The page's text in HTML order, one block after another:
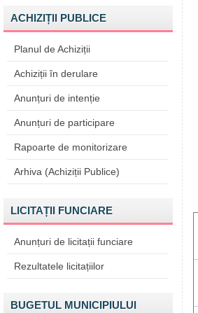
ACHIZIȚII PUBLICE
Planul de Achiziții
Achiziții în derulare
Anunțuri de intenție
Anunțuri de participare
Rapoarte de monitorizare
Arhiva (Achiziții Publice)
LICITAȚII FUNCIARE
Anunțuri de licitații funciare
Rezultatele licitațiilor
BUGETUL MUNICIPIULUI